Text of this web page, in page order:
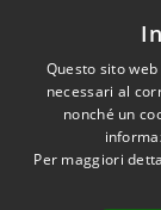
RSS
Questo sito
necessari al
nonché un
Per maggiori